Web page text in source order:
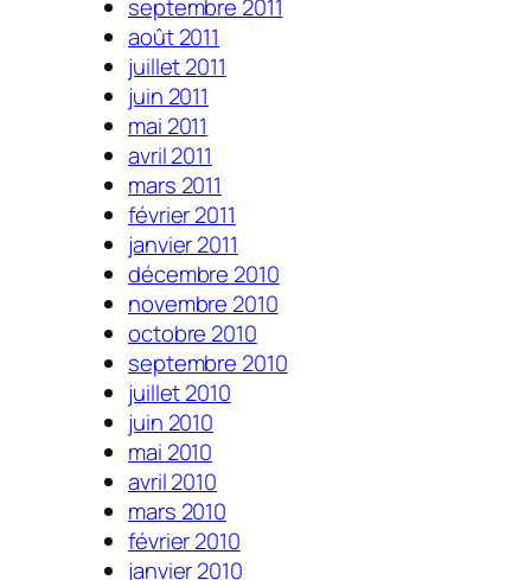
septembre 2011
août 2011
juillet 2011
juin 2011
mai 2011
avril 2011
mars 2011
février 2011
janvier 2011
décembre 2010
novembre 2010
octobre 2010
septembre 2010
juillet 2010
juin 2010
mai 2010
avril 2010
mars 2010
février 2010
janvier 2010